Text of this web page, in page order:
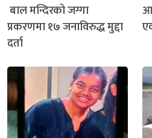
बाल मन्दिरको जग्गा
प्रकरणमा १७ जनाविरुद्ध मुद्दा
दर्ता